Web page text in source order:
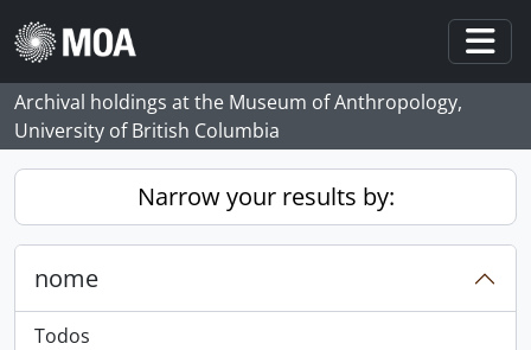
Skip to main content
Archival holdings at the Museum of Anthropology,
University of British Columbia
Narrow your results by:
nome
Todos